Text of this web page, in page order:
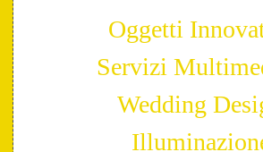
Oggetti
Servizi
Wedding